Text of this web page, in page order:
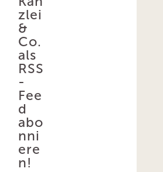
zlei
&
Co.
als
RSS
-
Fee
d
abo
nni
ere
n!